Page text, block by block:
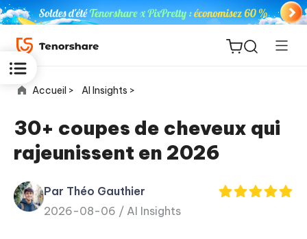
ReiBoot
for iOS
PDNob
Accueil > AI Insights >
30+ coupes de cheveux qui
rajeunissent en 2026
Par Théo Gauthier
2026-08-06 / AI Insights